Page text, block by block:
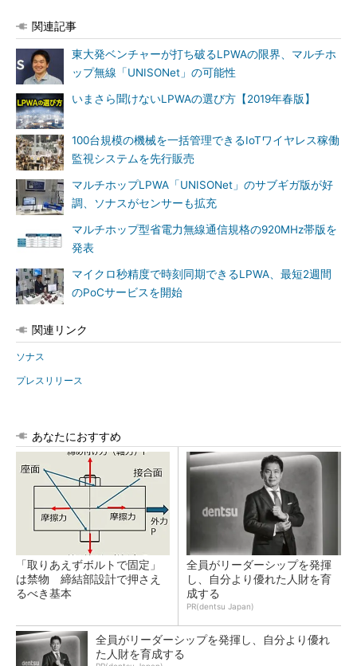
関連記事
東大発ベンチャーが打ち破るLPWAの限界、マルチホ
ップ無線「UNISONet」の可能性
いまさら聞けないLPWAの選び方【2019年春版】
100台規模の機械を一括管理できるIoTワイヤレス稼働
監視システムを先行販売
マルチホップLPWA「UNISONet」のサブギガ版が好
調、ソナスがセンサーも拡充
マルチホップ型省電力無線通信規格の920MHz帯版を
発表
マイクロ秒精度で時刻同期できるLPWA、最短2週間
のPoCサービスを開始
関連リンク
ソナス
プレスリリース
あなたにおすすめ
「取りあえずボルトで固定」
は禁物 締結部設計で押さえ
るべき基本
全員がリーダーシップを発揮
し、自分より優れた人財を育
成する
PR(dentsu Japan)
全員がリーダーシップを発揮し、自分より優れ
た人財を育成する